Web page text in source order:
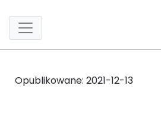
Opublikowane: 2021-12-13